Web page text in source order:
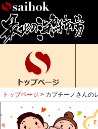
会員様メニュー
ゲスト
様、
いらっしゃい
ご来店ありがとうございま
新規会員登録
MYページ
トップページ カプチーノさんの